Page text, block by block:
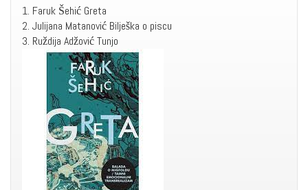
1. Faruk Šehić Greta
2. Julijana Matanović Bilješka o piscu
3. Ruždija Adžović Tunjo